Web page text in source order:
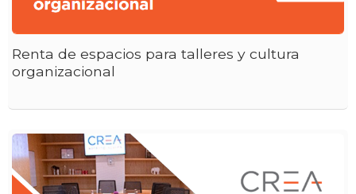
Renta de espacios para talleres y cultura
organizacional